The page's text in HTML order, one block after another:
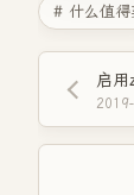
# 什么值得
启